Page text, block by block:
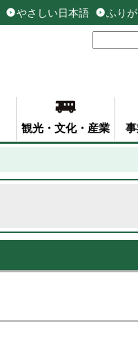
やさしい日本語 ふり
観光・文化・産業